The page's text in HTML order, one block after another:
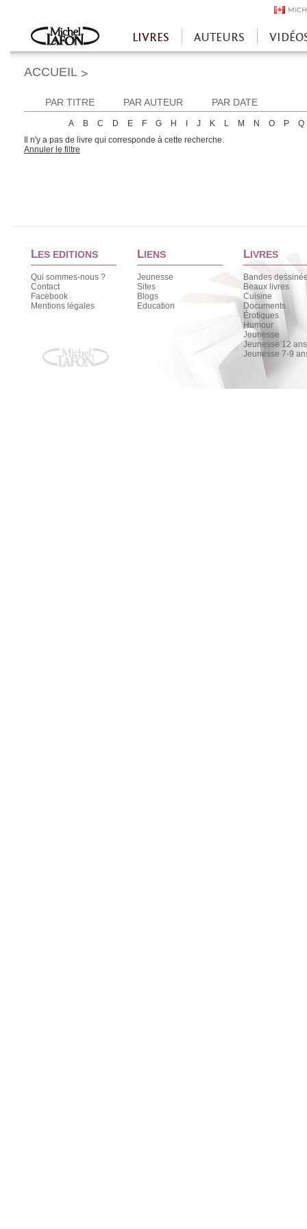
Accueil
LIVRES AUTEURS
ACCUEIL >
PAR TITRE PAR AUTEUR PAR DATE
A B C D E F G H J K L M N O P
Q
Il n'y a pas de livre qui corresponde à cette recherche.
Annuler le filtre
LES EDITIONS
Qui sommes-nous ?
Contact
Facebook
Mentions légales
LIENS
Jeunesse
Sites
Blogs
Education
LIVRES
Bandes
Beaux livres
Cuisine
Documents
Érotiques
Humour
Jeunesse
Jeunesse 12
Jeunesse 7-9